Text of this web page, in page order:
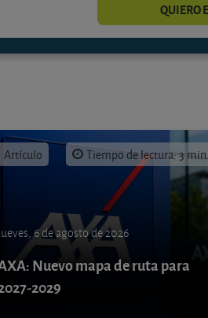
QUIERO
Artículo Tiempo de lectura: 3 min.
6 de agosto de 2026
Nuevo mapa de ruta para
2029